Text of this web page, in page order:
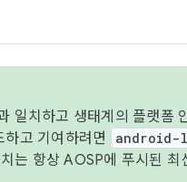
일치하고 생태계의 플랫폼
고 기여하려면
android-
는 항상 AOSP에 푸시된